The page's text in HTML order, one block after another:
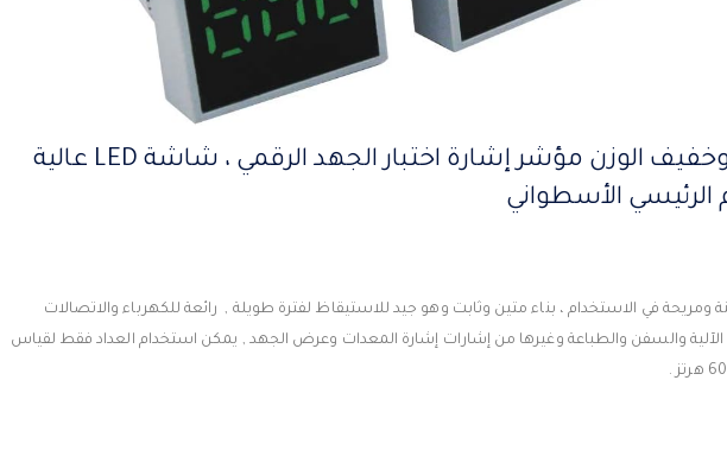
AC 20-500V ميني وخفيف الوزن مؤشر إشارة اختبار الجهد الرقمي ، شاشة LED عالية
الأسطواني
في الاستخدام ، بناء متين وثابت وهو جيد للاستيقاظ لفترة طويلة , رائعة للكهرباء والاتصالات
الآلية والسفن والطباعة وغيرها من إشارات إشارة المعدات وعرض الجهد , يمكن استخدام العداد فقط لقياس